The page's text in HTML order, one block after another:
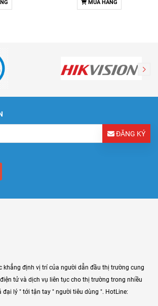
MUA HÀNG
ĐĂNG KÝ
khẳng định vị trí của người dẫn đầu thị trường cung
tử và dịch vụ liên tục cho thị trường trong nhiều
đại lý " tới tận tay " người tiêu dùng ". HotLine: